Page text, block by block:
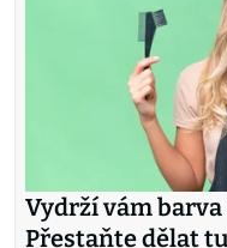
Vydrží vám
Přestaňte dělat